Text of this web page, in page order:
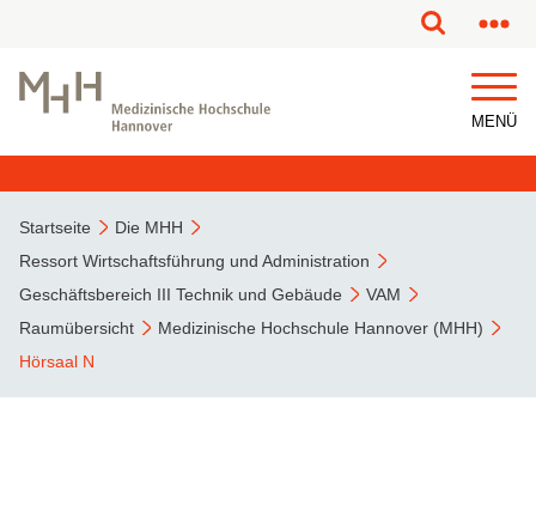
MENÜ
Startseite
Die MHH
Ressort Wirtschaftsführung und Administration
Geschäftsbereich III Technik und Gebäude
VAM
Raumübersicht
Medizinische Hochschule Hannover (MHH)
Hörsaal N